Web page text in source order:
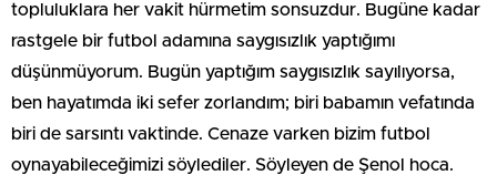
topluluklara her vakit hürmetim sonsuzdur. Bugüne kadar
rastgele bir futbol adamına saygısızlık yaptığımı
düşünmüyorum. Bugün yaptığım saygısızlık sayılıyorsa,
ben hayatımda iki sefer zorlandım; biri babamın vefatında
biri de sarsıntı vaktinde. Cenaze varken bizim futbol
oynayabileceğimizi söylediler. Söyleyen de Şenol hoca.